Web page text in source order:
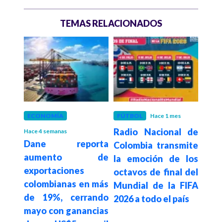
TEMAS RELACIONADOS
ECONOMÍA
Hace 4 semanas
Dane reporta
aumento de
exportaciones
colombianas en más
de 19%, cerrando
mayo con ganancias
FÚTBOL Hace 1 mes
Radio Nacional de
Colombia transmite
la emoción de los
octavos de final del
Mundial de la FIFA
2026 a todo el país